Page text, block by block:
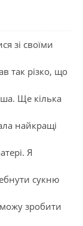
зі своїми
так різко, що
Ще кілька
найкращі
Я
сукню
зробити